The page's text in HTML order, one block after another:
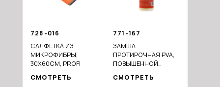
728-016
САЛФЕТКА ИЗ
МИКРОФИБРЫ,
30Х60СМ, PROFI
СМОТРЕТЬ
771-167
ЗАМША
ПРОТИРОЧНАЯ PVA,
ПОВЫШЕННОЙ
43X32СМ
СМОТРЕТЬ